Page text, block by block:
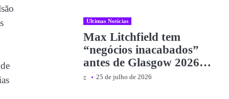
Ultimas Notícias
Max Litchfield tem
“negócios inacabados”
antes de Glasgow 2026 |
Notícias e eventos
25 de julho de 2026